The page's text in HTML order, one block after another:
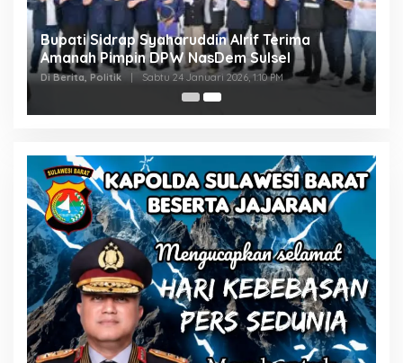
Bupati Sidrap Syaharuddin Alrif Terima
Amanah Pimpin DPW NasDem Sulsel
Di Berita, Politik | Sabtu 24 Januari 2026, 1:10 PM